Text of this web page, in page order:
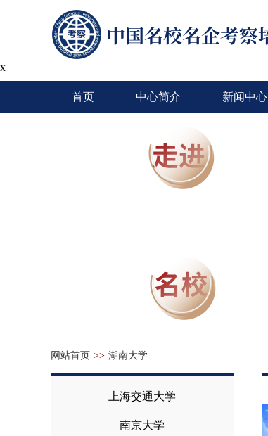
x
首页 中心简介 新闻中心
网站首页 >> 湖南大学
上海交通大学
南京大学